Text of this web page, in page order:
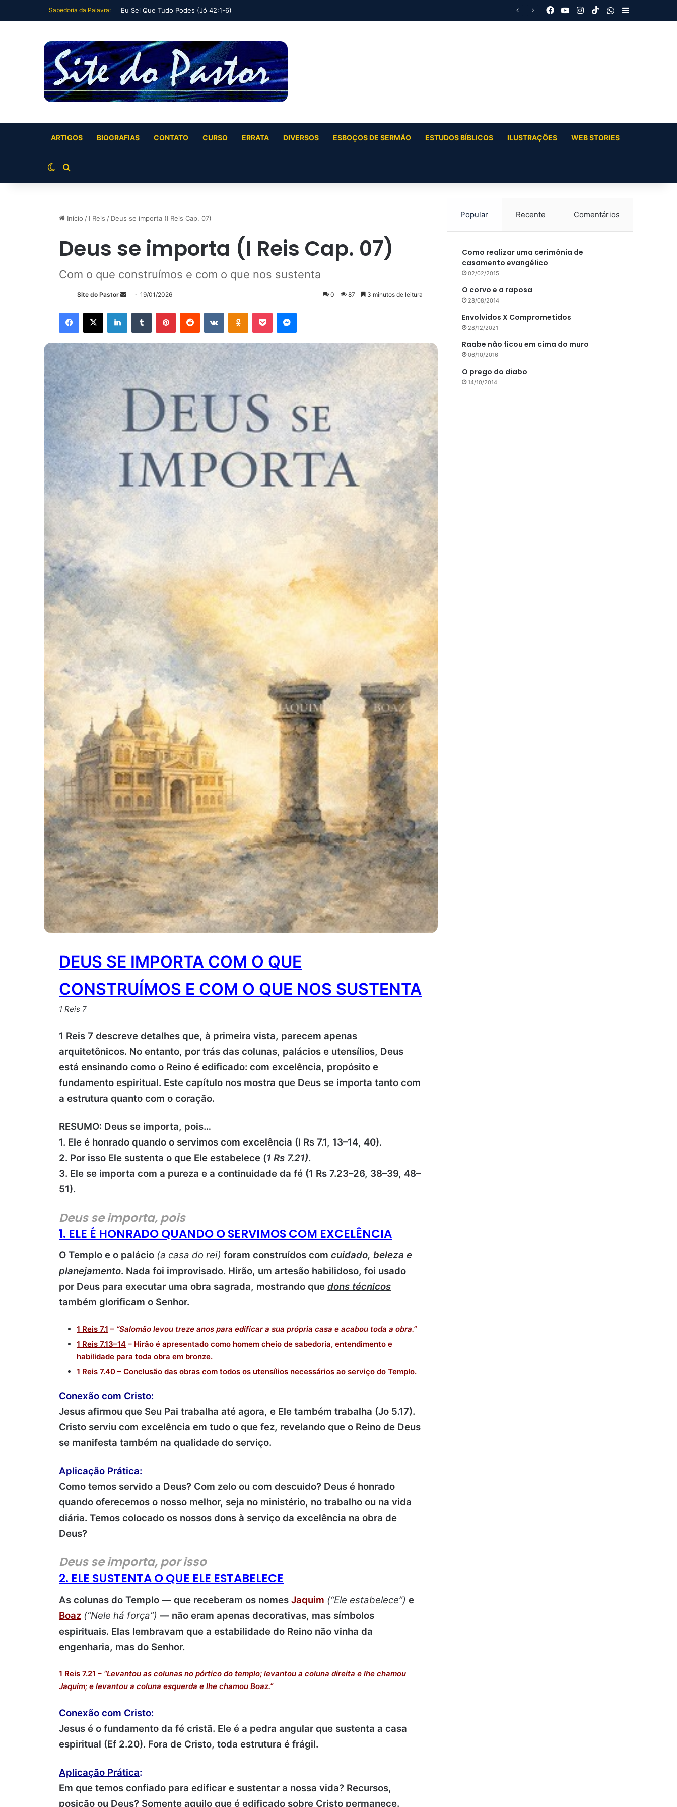
Sabedoria da Palavra: Eu Sei Que Tudo Podes (Jó 42:1-6) Facebook
YouTubeInstagram
TikTokWhatsApp
Barra Lateral
ARTIGOS BIOGRAFIAS CONTATO CURSO ERRATA DIVERSOS ESBOÇOS DE SERMÃO ESTUDOS BÍBLICOS ILUSTRAÇÕES WEB STORIES
Switch skin
Buscar por
Início / I Reis / Deus se importa (I Reis Cap. 07)
Deus se importa (I Reis Cap. 07)
Com o que construímos e com o que nos sustenta
Site do Pastor
Mande
mail
19/01/2026 0 87 3 minutos de leitura
Facebook
X LinkedinTumblr PinterestReddit VK OK Pocket Messenger
DEUS SE IMPORTA COM O QUE
CONSTRUÍMOS E COM O QUE NOS SUSTENTA
1 Reis 7
1 Reis 7 descreve detalhes que, à primeira vista, parecem apenas
arquitetônicos. No entanto, por trás das colunas, palácios e utensílios, Deus
está ensinando como o Reino é edificado: com excelência, propósito e
fundamento espiritual. Este capítulo nos mostra que Deus se importa tanto com
a estrutura quanto com o coração.
RESUMO: Deus se importa, pois…
1. Ele é honrado quando o servimos com excelência (I Rs 7.1, 13–14, 40).
2. Por isso Ele sustenta o que Ele estabelece (1 Rs 7.21).
3. Ele se importa com a pureza e a continuidade da fé (1 Rs 7.23–26, 38–39, 48–
51).
Deus se importa, pois
1. ELE É HONRADO QUANDO O SERVIMOS COM EXCELÊNCIA
O Templo e o palácio (a casa do rei) foram construídos com cuidado, beleza e
planejamento. Nada foi improvisado. Hirão, um artesão habilidoso, foi usado
por Deus para executar uma obra sagrada, mostrando que dons técnicos
também glorificam o Senhor.
1 Reis 7.1 – “Salomão levou treze anos para edificar a sua própria casa e acabou toda a obra.”
1 Reis 7.13–14 – Hirão é apresentado como homem cheio de sabedoria, entendimento e
habilidade para toda obra em bronze.
1 Reis 7.40 – Conclusão das obras com todos os utensílios necessários ao serviço do Templo.
Conexão com Cristo:
Jesus afirmou que Seu Pai trabalha até agora, e Ele também trabalha (Jo 5.17).
Cristo serviu com excelência em tudo o que fez, revelando que o Reino de Deus
se manifesta também na qualidade do serviço.
Aplicação Prática:
Como temos servido a Deus? Com zelo ou com descuido? Deus é honrado
quando oferecemos o nosso melhor, seja no ministério, no trabalho ou na vida
diária. Temos colocado os nossos dons à serviço da excelência na obra de
Deus?
Deus se importa, por isso
2. ELE SUSTENTA O QUE ELE ESTABELECE
As colunas do Templo — que receberam os nomes Jaquim (“Ele estabelece”) e
Boaz (“Nele há força”) — não eram apenas decorativas, mas símbolos
espirituais. Elas lembravam que a estabilidade do Reino não vinha da
engenharia, mas do Senhor.
1 Reis 7.21 – “Levantou as colunas no pórtico do templo; levantou a coluna direita e lhe chamou
Jaquim; e levantou a coluna esquerda e lhe chamou Boaz.”
Conexão com Cristo:
Jesus é o fundamento da fé cristã. Ele é a pedra angular que sustenta a casa
espiritual (Ef 2.20). Fora de Cristo, toda estrutura é frágil.
Aplicação Prática:
Em que temos confiado para edificar e sustentar a nossa vida? Recursos,
posição ou Deus? Somente aquilo que é edificado sobre Cristo permanece.
Popular Recente Comentários
Como realizar uma cerimônia de
casamento evangélico
02/02/2015
O corvo e a raposa
28/08/2014
Envolvidos X Comprometidos
28/12/2021
Raabe não ficou em cima do muro
06/10/2016
O prego do diabo
14/10/2014